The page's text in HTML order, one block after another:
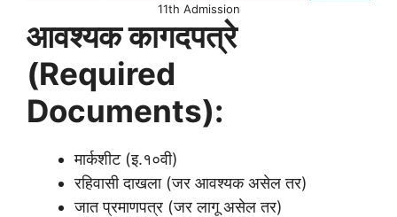
11th Admission
आवश्यक कागदपत्रे
(Required
Documents):
मार्कशीट (इ.१०वी)
रहिवासी दाखला (जर आवश्यक असेल तर)
जात प्रमाणपत्र (जर लागू असेल तर)